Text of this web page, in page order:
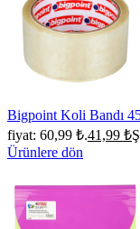
Bigpoint Koli Bandı
fiyat: 60,99 ₺.41,99 ₺
Ürünlere dön